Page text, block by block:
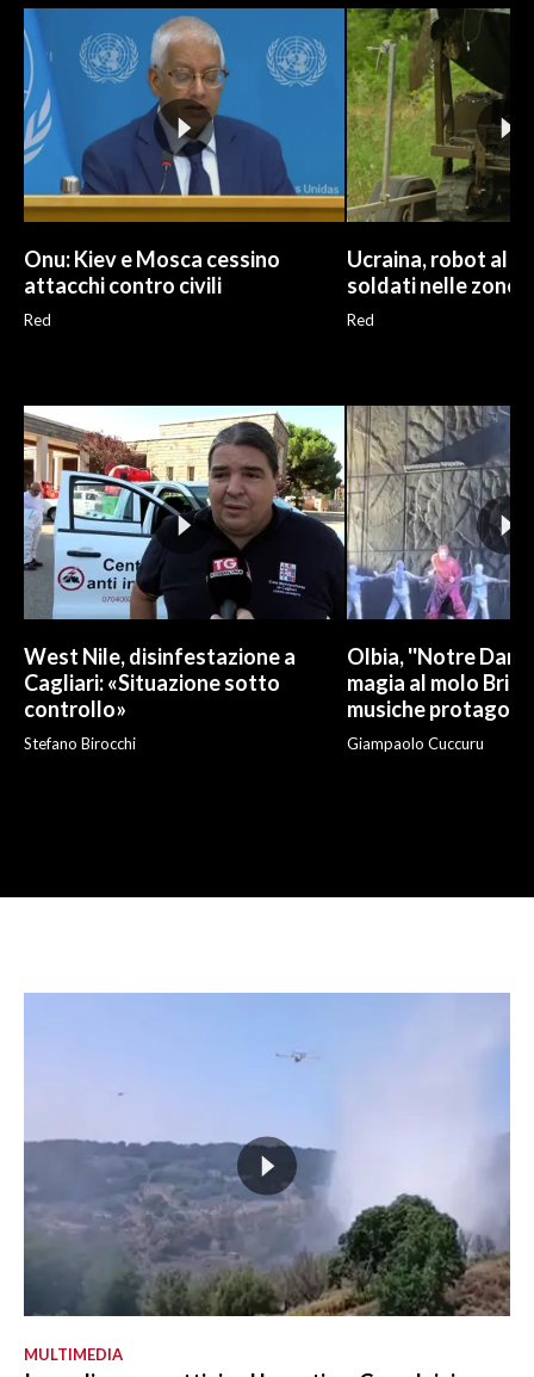
Onu: Kiev e Mosca cessino
attacchi contro civili
Red
Ucraina, robot al
soldati nelle zone
Red
West Nile, disinfestazione a
Cagliari: «Situazione sotto
controllo»
Stefano Birocchi
Olbia, ''Notre
magia al molo Brin:
musiche
Giampaolo Cuccuru
MULTIMEDIA